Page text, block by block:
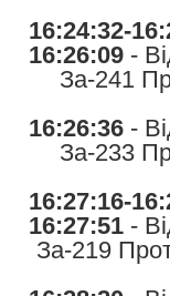
16:24:32-
16:26:09 -
За-241
16:26:36 -
За-233
16:27:16-
16:27:51 -
За-219